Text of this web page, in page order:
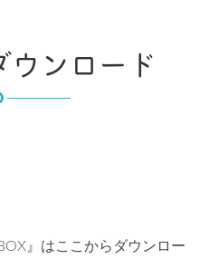
ウンロード
』はここからダウンロー